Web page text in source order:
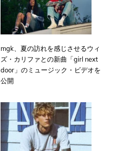
mgk、夏の訪れを感じさせるウィ
ズ・カリファとの新曲「girl next
door」のミュージック・ビデオを
公開